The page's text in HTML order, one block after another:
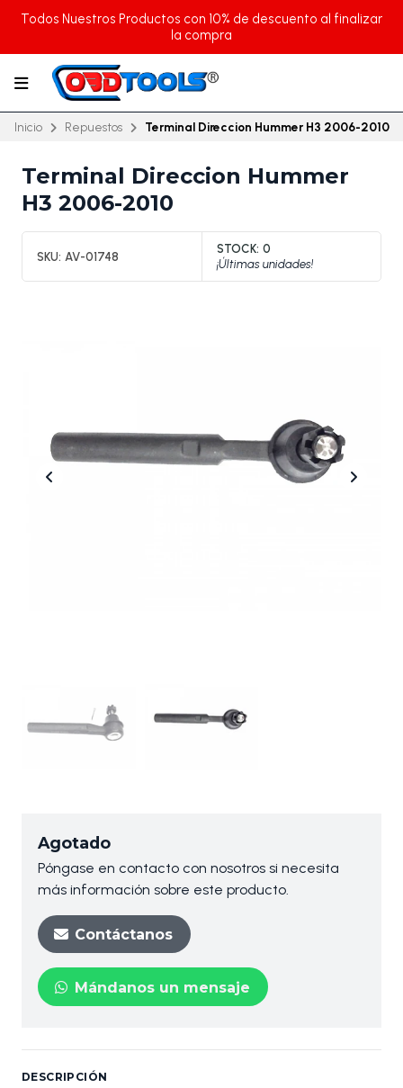
Todos Nuestros Productos con 10% de descuento al finalizar
la compra
Inicio Repuestos Terminal Direccion Hummer H3 2006-2010
Terminal Direccion Hummer
H3 2006-2010
SKU: AV-01748
STOCK: 0
¡Últimas unidades!
Agotado
Póngase en contacto con nosotros si necesita
más información sobre este producto.
Contáctanos
Mándanos un mensaje
DESCRIPCIÓN